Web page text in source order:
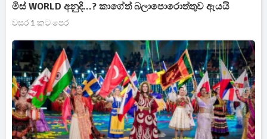
මිස් WORLD අනුදි...? කාගේත් බලාපොරොත්තුව ඇයයි
වසර 1 කට පෙර